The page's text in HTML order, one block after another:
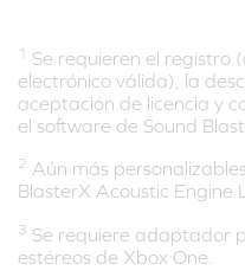
1 Se requieren el registro
electrónico válida), la
aceptación de licencia y
el software de Sound
2 Aún más
BlasterX Acoustic Engine
3 Se requiere adaptador
estéreos de Xbox One.